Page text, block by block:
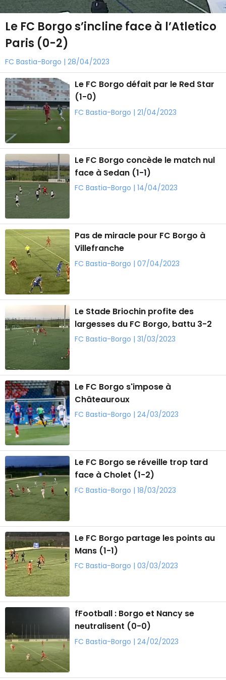
Le FC Borgo s’incline face à l’Atletico
Paris (0-2)
FC Bastia-Borgo | 28/04/2023
Le FC Borgo défait par le Red Star
(1-0)
FC Bastia-Borgo | 21/04/2023
Le FC Borgo concède le match nul
face à Sedan (1-1)
FC Bastia-Borgo | 14/04/2023
Pas de miracle pour FC Borgo à
Villefranche
FC Bastia-Borgo | 07/04/2023
Le Stade Briochin profite des
largesses du FC Borgo, battu 3-2
FC Bastia-Borgo | 31/03/2023
Le FC Borgo s'impose à
Châteauroux
FC Bastia-Borgo | 24/03/2023
Le FC Borgo se réveille trop tard
face à Cholet (1-2)
FC Bastia-Borgo | 18/03/2023
Le FC Borgo partage les points au
Mans (1-1)
FC Bastia-Borgo | 03/03/2023
fFootball : Borgo et Nancy se
neutralisent (0-0)
FC Bastia-Borgo | 24/02/2023